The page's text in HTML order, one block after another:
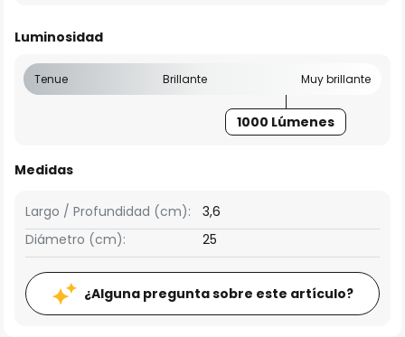
Luminosidad
Tenue Brillante Muy brillante
1000 Lúmenes
Medidas
Largo / Profundidad (cm):
3,6
Diámetro (cm):
25
¿Alguna pregunta sobre este artículo?